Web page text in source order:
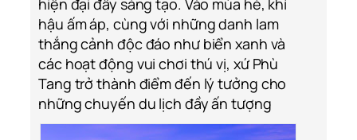
hiện đại đầy sáng tạo. Vào mùa hè, khí
hậu ấm áp, cùng với những danh lam
thắng cảnh độc đáo như biển xanh và
các hoạt động vui chơi thú vị, xứ Phù
Tang trở thành điểm đến lý tưởng cho
những chuyến du lịch đầy ấn tượng